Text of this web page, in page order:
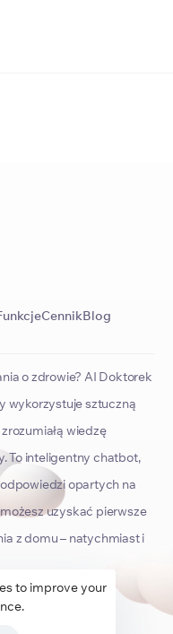
CennikBlog
o zdrowie? AI Doktorek
wykorzystuje sztuczną
wiedzę
To inteligentny chatbot,
opartych na
uzyskać pierwsze
z domu – natychmiast i
to improve your